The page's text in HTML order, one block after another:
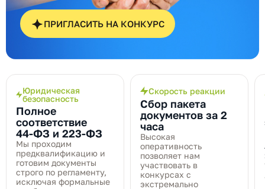
ПРИГЛАСИТЬ НА КОНКУРС
Юридическая
безопасность
Полное
соответствие
44‑ФЗ и 223‑ФЗ
Мы проходим
предквалификацию и
готовим документы
строго по регламенту,
исключая формальные
Скорость реакции
Сбор пакета
документов за 2
часа
Высокая
оперативность
позволяет нам
участвовать в
конкурсах с
экстремально